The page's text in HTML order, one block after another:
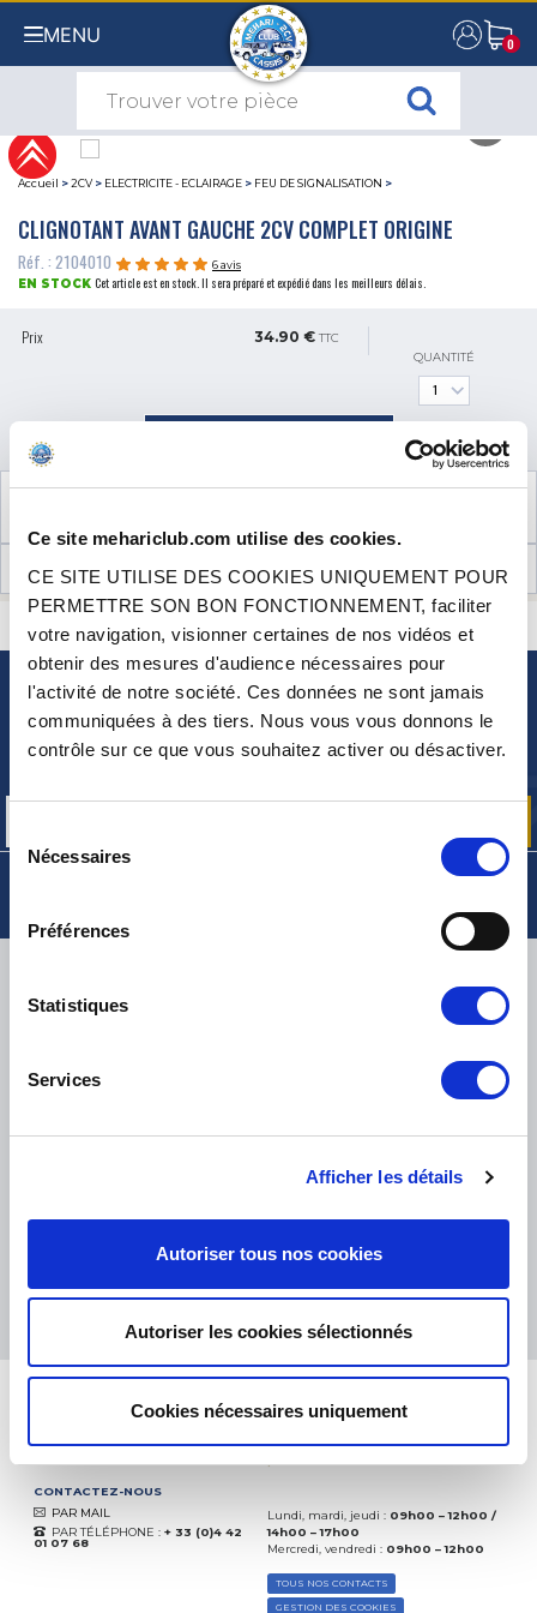
Ce site mehariclub.com utilise des cookies.
CE SITE UTILISE DES COOKIES UNIQUEMENT POUR
PERMETTRE SON BON FONCTIONNEMENT, faciliter
votre navigation, visionner certaines de nos vidéos et
obtenir des mesures d'audience nécessaires pour
l'activité de notre société. Ces données ne sont jamais
communiquées à des tiers. Nous vous vous donnons le
contrôle sur ce que vous souhaitez activer ou désactiver.
Nécessaires
Préférences
Statistiques
Services
Afficher les détails
Autoriser tous nos cookies
Autoriser les cookies sélectionnés
Cookies nécessaires uniquement
MENU 0
0
Accueil >2CV > ELECTRICITE - ECLAIRAGE > FEU DE SIGNALISATION >
CLIGNOTANT AVANT GAUCHE 2CV COMPLET ORIGINE
Réf. : 2104010
6 avis
EN STOCK Cet article est en stock. Il sera préparé et expédié dans les meilleurs délais.
Prix 34.90 € TTC
QUANTITÉ
VOIR LES2PRODUITS COMPLÉMENTAIRES
AVIS CLIENTS (6)
UNE QUESTION ? BESOIN D 'AIDE ? CONTACTEZ-NOUS
NEWSLETTER
Inscrivez-vous pour recevoir gratuitement
TNT, GÉODIS, FRANCE EXPRESS, DPD
Excellent: 4.5/5
(depuis 2018)
CONTACTEZ-NOUS
PAR MAIL
PAR TÉLÉPHONE : + 33 (0)4 42
01 07 68
Lundi, mardi, jeudi : 09h00 – 12h00 /
14h00 – 17h00
Mercredi, vendredi : 09h00 – 12h00
TOUS NOS CONTACTS
GESTION DES COOKIES